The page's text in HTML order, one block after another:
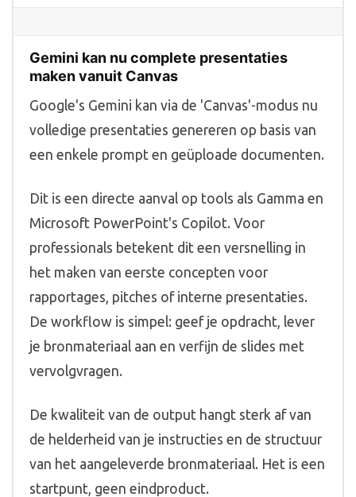
Gemini kan nu complete presentaties
maken vanuit Canvas
Google's Gemini kan via de 'Canvas'-modus nu
volledige presentaties genereren op basis van
een enkele prompt en geüploade documenten.
Dit is een directe aanval op tools als Gamma en
Microsoft PowerPoint's Copilot. Voor
professionals betekent dit een versnelling in
het maken van eerste concepten voor
rapportages, pitches of interne presentaties.
De workflow is simpel: geef je opdracht, lever
je bronmateriaal aan en verfijn de slides met
vervolgvragen.
De kwaliteit van de output hangt sterk af van
de helderheid van je instructies en de structuur
van het aangeleverde bronmateriaal. Het is een
startpunt, geen eindproduct.